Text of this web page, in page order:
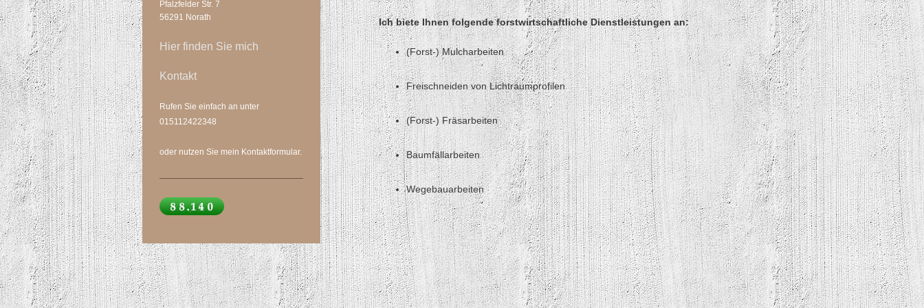
Ich biete Ihnen folgende forstwirtschaftliche Dienstleistungen an:
(Forst-) Mulcharbeiten
Freischneiden von Lichtraumprofilen
(Forst-) Fräsarbeiten
Baumfällarbeiten
Wegebauarbeiten
Pfalzfelder Str. 7
56291 Norath
Hier finden Sie mich
Kontakt
Rufen Sie einfach an unter
015112422348
oder nutzen Sie mein Kontaktformular.